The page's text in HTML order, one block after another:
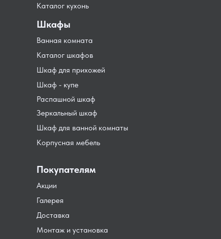
Монтаж и установка
Доставка
Распашной шкаф
Шкаф для прихожей
Шкаф - купе
Каталог шкафов
Шкаф для ванной комнаты
Зеркальный шкаф
Корпусная мебель
Ванная комната
Акции
Галерея
Покупателям
Шкафы
Каталог кухонь